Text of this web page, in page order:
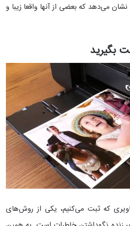
می‌دهد که بعضی از آنها واقعا زیبا و
که ثبت می‌کنیم، یکی از روش‌های